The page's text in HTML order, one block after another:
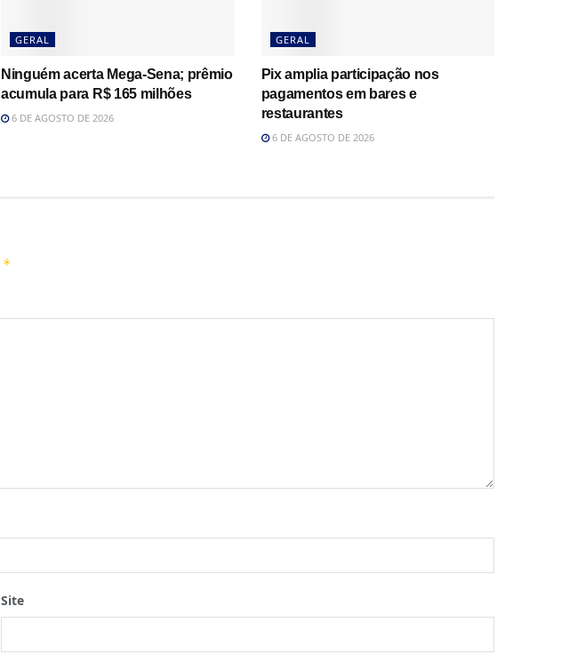
GERAL
Ninguém acerta Mega-Sena; prêmio
acumula para R$ 165 milhões
6 DE AGOSTO DE 2026
GERAL
Pix amplia participação nos
pagamentos em bares e
restaurantes
6 DE AGOSTO DE 2026
*
Site